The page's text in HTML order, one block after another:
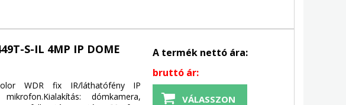
S-IL 4MP IP DOME
WDR fix IR/láthatófény IP
dómkamera,
A termék nettó ára:
bruttó ár:
VÁLASSZON